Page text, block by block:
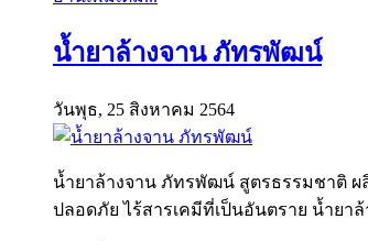
น้ำยาล้างจาน ภัทรพัฒน์
วันพุธ, 25 สิงหาคม 2564
น้ำยาล้างจาน ภัทรพัฒน์ สูตรธรรมชาติ
ปลอดภัย ไร้สารเคมีที่เป็นอันตราย น้ำยาล้